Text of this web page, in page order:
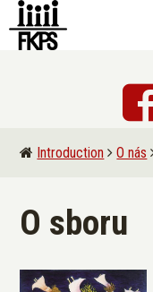
Introduction O nás
O sboru